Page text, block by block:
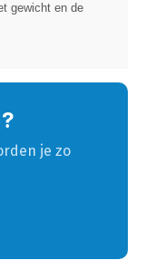
gewicht en de
je zo